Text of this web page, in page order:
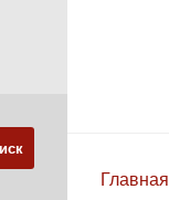
Главная